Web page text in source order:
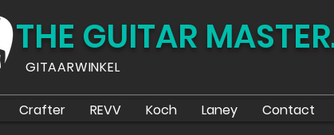
Crafter REVV Koch Laney Contact
THE GUITAR
GITAARWINKEL